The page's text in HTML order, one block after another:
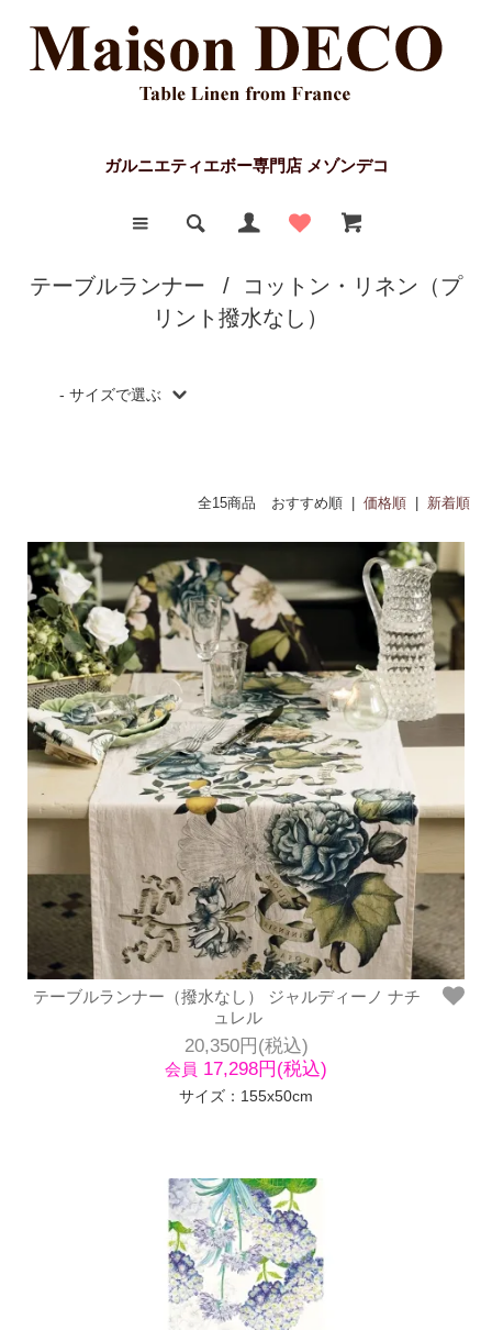
ガルニエティエボー専門店 メゾンデコ
テーブルランナー /
コットン・リネン（プ
リント撥水なし）
- サイズで選ぶ
270x50cm
全15商品 おすすめ順 | 価格順 新着順
テーブルランナー（撥水なし） ジャルディーノ ナチ
ュレル
20,350円(税込)
会員 17,298円(税込)
サイズ：155x50cm